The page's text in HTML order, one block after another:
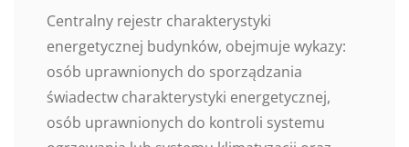
Centralny rejestr charakterystyki
energetycznej budynków, obejmuje wykazy:
osób uprawnionych do sporządzania
świadectw charakterystyki energetycznej,
osób uprawnionych do kontroli systemu